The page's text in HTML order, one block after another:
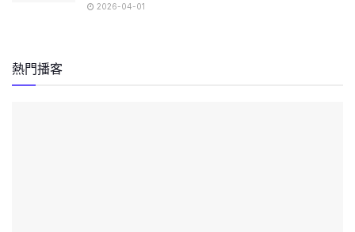
2026-04-01
熱門播客